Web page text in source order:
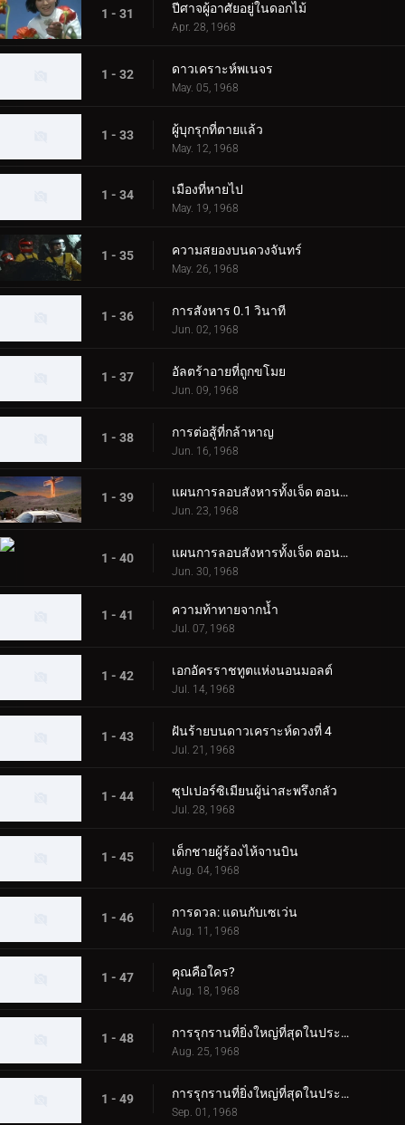
1 - 31 ปีศาจผู้อาศัยอยู่ในดอกไม้
Apr. 28, 1968
1 - 32 ดาวเคราะห์พเนจร
May. 05, 1968
1 - 33 ผู้บุกรุกที่ตายแล้ว
May. 12, 1968
1 - 34 เมืองที่หายไป
May. 19, 1968
1 - 35 ความสยองบนดวงจันทร์
May. 26, 1968
1 - 36 การสังหาร 0.1 วินาที
Jun. 02, 1968
1 - 37 อัลตร้าอายที่ถูกขโมย
Jun. 09, 1968
1 - 38 การต่อสู้ที่กล้าหาญ
Jun. 16, 1968
1 - 39 แผนการลอบสังหารทั้งเจ็ด ตอนที่ 1
Jun. 23, 1968
1 - 40 แผนการลอบสังหารทั้งเจ็ด ตอนที่ 2
Jun. 30, 1968
1 - 41 ความท้าทายจากน้ำ
Jul. 07, 1968
1 - 42 เอกอัครราชทูตแห่งนอนมอลต์
Jul. 14, 1968
1 - 43 ฝันร้ายบนดาวเคราะห์ดวงที่ 4
Jul. 21, 1968
1 - 44 ซุปเปอร์ซิเมียนผู้น่าสะพรึงกลัว
Jul. 28, 1968
1 - 45 เด็กชายผู้ร้องไห้จานบิน
Aug. 04, 1968
1 - 46 การดวล: แดนกับเซเว่น
Aug. 11, 1968
1 - 47 คุณคือใคร?
Aug. 18, 1968
1 - 48 การรุกรานที่ยิ่งใหญ่ที่สุดในประวัติศาสตร์ ตอนที่ 1
Aug. 25, 1968
1 - 49 การรุกรานที่ยิ่งใหญ่ที่สุดในประวัติศาสตร์ ตอนที่ 2
Sep. 01, 1968